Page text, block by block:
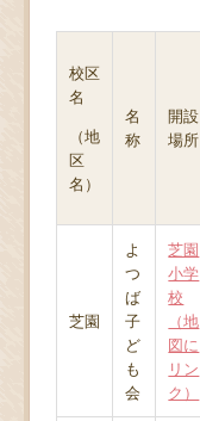
校区
名
（地
区
名）
名
称
開設
場所
芝園
よ
つ
ば
子
ど
も
会
芝園
小学
校
（地
図に
リン
ク）